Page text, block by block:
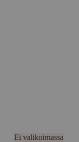
Ei valikoimassa